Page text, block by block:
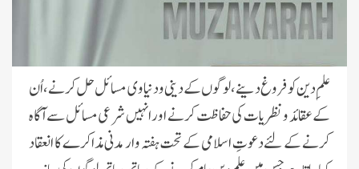
علمِ دین کو فروغ دینے، لوگوں کے دینی و دنیاوی مسائل حل کرنے، اُن
کے عقائد و نظریات کی حفاظت کرنے اور انہیں شرعی مسائل سے آگاہ
کرنے کے لئے دعوتِ اسلامی کے تحت ہفتہ وار مدنی مذاکرے کا انعقاد